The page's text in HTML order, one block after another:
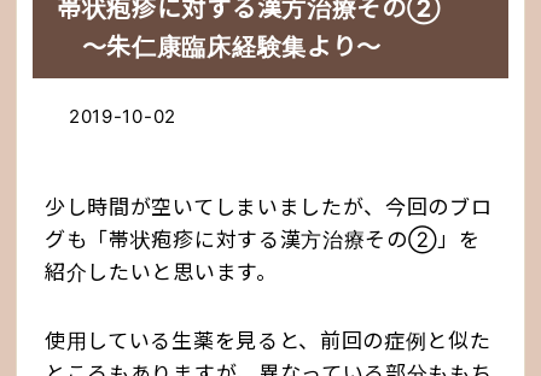
帯状疱疹に対する漢方治療その②
〜朱仁康臨床経験集より〜
2019-10-02
少し時間が空いてしまいましたが、今回のブロ
グも「帯状疱疹に対する漢方治療その②」を
紹介したいと思います。
使用している生薬を見ると、前回の症例と似た